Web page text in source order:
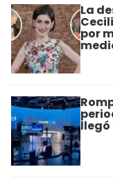
La
por
llegó